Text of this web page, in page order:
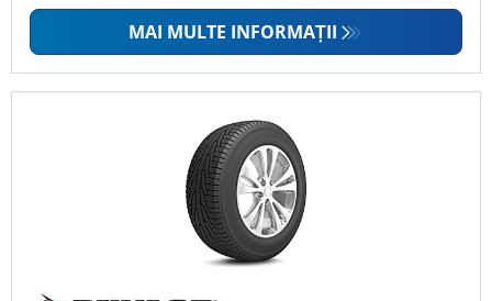
MAI MULTE INFORMAȚII